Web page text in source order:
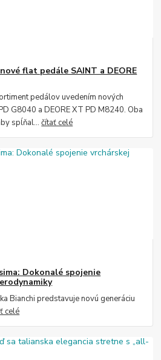
flat pedále SAINT a DEORE
pedálov uvedením nových
G8040 a DEORE XT PD M8240. Oba
spĺňal...čítať celé
Dokonalé spojenie
Bianchi predstavuje novú generáciu
celé